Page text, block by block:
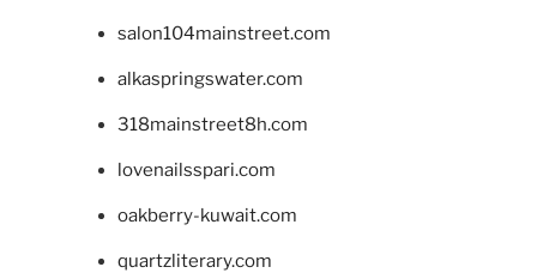
salon104mainstreet.com
alkaspringswater.com
318mainstreet8h.com
lovenailsspari.com
oakberry-kuwait.com
quartzliterary.com